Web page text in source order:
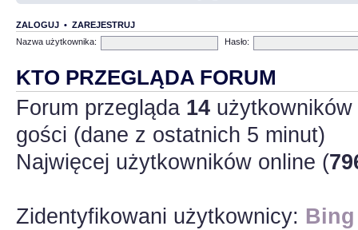
ZALOGUJ • ZAREJESTRUJ
Nazwa użytkownika:
Hasło:
KTO PRZEGLĄDA FORUM
Forum przegląda 14
gości (dane z ostatnich 5 minut)
Najwięcej użytkowników online (
Zidentyfikowani użytkownicy: